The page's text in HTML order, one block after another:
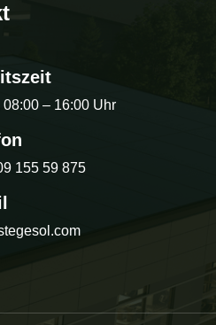
08:00 – 16:00 Uhr
155 59 875